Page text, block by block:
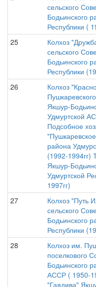
сельского
Бодьинского
Республики (
25
Колхоз
сельского
Бодьинского
Республики
26
Колхоз
Якшур-
Удмуртской
Подсобное
района
(1992-
Якшур-
Удмуртской
1997гг)
27
Колхоз "Путь
сельского
Бодьинского
Республики
28
Колхоз им.
поселкового
Бодьинского
АССР ( 1950-
"Гаядива"